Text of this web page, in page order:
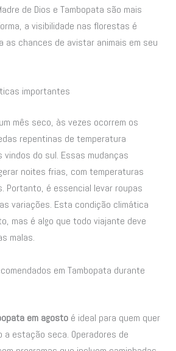
de Dios e Tambopata são mais
a visibilidade nas florestas é
as chances de avistar animais em seu
importantes
mês seco, às vezes ocorrem os
repentinas de temperatura
do sul. Essas mudanças
noites frias, com temperaturas
Portanto, é essencial levar roupas
variações. Esta condição climática
mas é algo que todo viajante deve
malas.
em Tambopata durante
em agosto é ideal para quem quer
a estação seca. Operadores de